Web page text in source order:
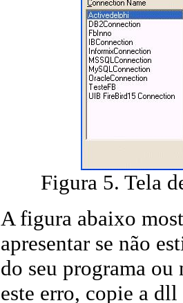
Figura 5. Tela
A figura abaixo
apresentar se não
do seu programa ou
este erro, copie a dll